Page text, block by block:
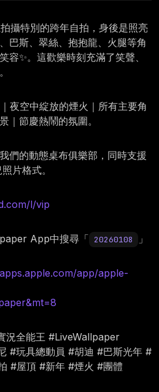
攝特別的跨年自拍，身後是照亮
巴斯、翠絲、抱抱龍、火腿等角
容✨。這歡樂時刻充滿了笑聲、
夜空中綻放的煙火｜所有主要角
｜節慶熱鬧的氛圍。
們的動態桌布俱樂部，同時支援
片格式。
l/vip
App中搜尋「 20260108 」
app/apple-
況全能王 #LiveWallpaper
#玩具總動員 #胡迪 #巴斯光年 #
#屋頂 #新年 #煙火 #團體